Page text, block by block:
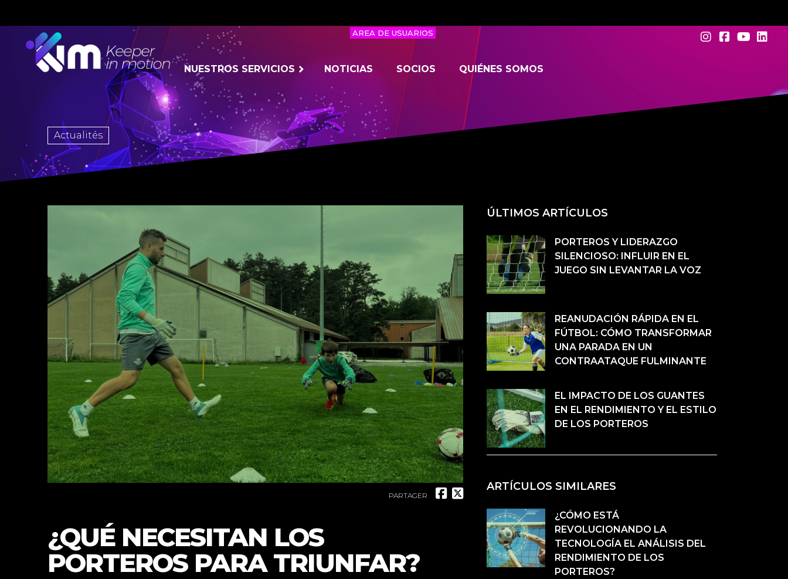
AREA DE USUARIOS
NUESTROS SERVICIOS NOTICIAS SOCIOS QUIÉNES SOMOS
Actualités
PARTAGER
¿QUÉ NECESITAN LOS
PORTEROS PARA TRIUNFAR?
ÚLTIMOS ARTÍCULOS
PORTEROS Y LIDERAZGO
SILENCIOSO: INFLUIR EN EL
JUEGO SIN LEVANTAR LA VOZ
REANUDACIÓN RÁPIDA EN EL
FÚTBOL: CÓMO TRANSFORMAR
UNA PARADA EN UN
CONTRAATAQUE FULMINANTE
EL IMPACTO DE LOS GUANTES
EN EL RENDIMIENTO Y EL ESTILO
DE LOS PORTEROS
ARTÍCULOS SIMILARES
¿CÓMO ESTÁ
REVOLUCIONANDO LA
TECNOLOGÍA EL ANÁLISIS DEL
RENDIMIENTO DE LOS
PORTEROS?